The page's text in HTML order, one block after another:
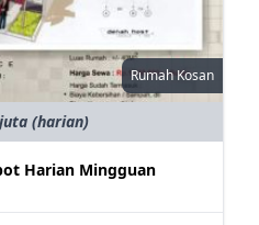
Rumah Kosan
(harian)
Harian Mingguan